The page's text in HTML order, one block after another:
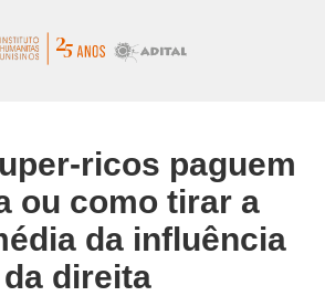
ricos paguem
ou como tirar a
da influência
da direita